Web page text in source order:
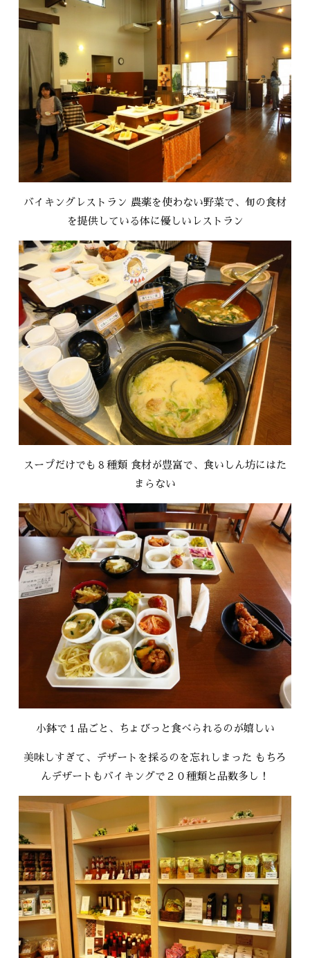
バイキングレストラン 農薬を使わない野菜で、旬の食材
を提供している体に優しいレストラン
スープだけでも８種類 食材が豊富で、食いしん坊にはた
まらない
小鉢で１品ごと、ちょびっと食べられるのが嬉しい
美味しすぎて、デザートを採るのを忘れしまった もちろ
んデザートもバイキングで２０種類と品数多し！